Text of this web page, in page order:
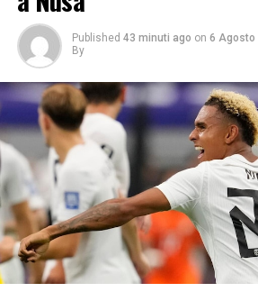
Published 43 minuti ago on 6 Agosto
By